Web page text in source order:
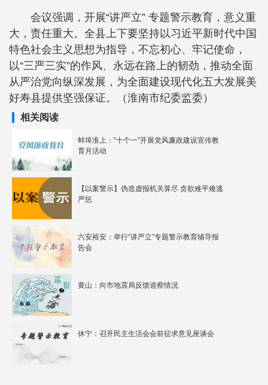
会议强调，开展“讲严立” 专题警示教育，意义重
大，责任重大。全县上下要坚持以习近平新时代中国
特色社会主义思想为指导，不忘初心、牢记使命，
以“三严三实”的作风、永远在路上的韧劲，推动全面
从严治党向纵深发展，为全面建设现代化五大发展美
好寿县提供坚强保证。（淮南市纪委监委）
相关阅读
蚌埠淮上：“十个一”开展党风廉政建设宣传教
育月活动
【以案警示】伪造虚报机关算尽 贪欲难平难逃
严惩
六安裕安：举行“讲严立”专题警示教育辅导报
告会
黄山：向市地震局反馈巡察情况
休宁：召开民主生活会会前征求意见座谈会